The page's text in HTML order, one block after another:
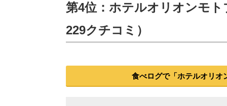
第4位：ホテルオリオンモ
229クチコミ）
食べログで「ホテルオリオ